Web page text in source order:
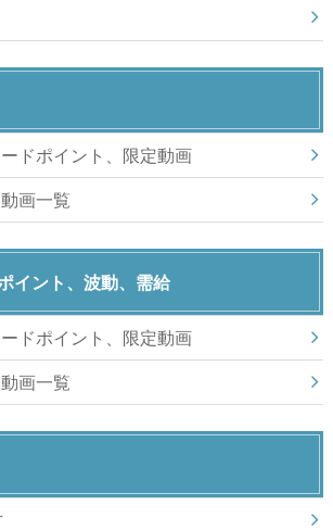
ドポイント、限定動画
画一覧
イント、波動、需給
ドポイント、限定動画
画一覧